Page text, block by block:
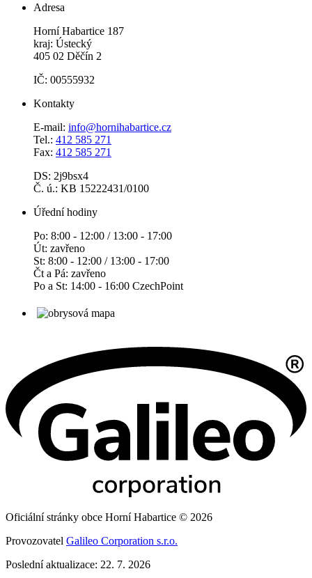
Adresa
Horní Habartice 187
kraj: Ústecký
405 02 Děčín 2
IČ: 00555932
Kontakty
E-mail: info@hornihabartice.cz
Tel.: 412 585 271
Fax: 412 585 271
DS: 2j9bsx4
Č. ú.: KB 15222431/0100
Úřední hodiny
Po: 8:00 - 12:00 / 13:00 - 17:00
Út: zavřeno
St: 8:00 - 12:00 / 13:00 - 17:00
Čt a Pá: zavřeno
Po a St: 14:00 - 16:00 CzechPoint
Oficiální stránky obce Horní Habartice © 2026
Provozovatel Galileo Corporation s.r.o.
Poslední aktualizace: 22. 7. 2026